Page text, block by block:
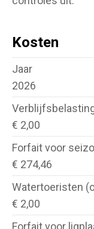
Kosten
Jaar
2026
€ 2,00
Forfait voor
€ 274,46
Watertoeristen
€ 2,00
Forfait voor